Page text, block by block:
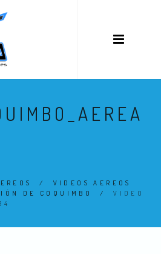
/ VIDEOS AEREOS
DE COQUIMBO /VIDEO